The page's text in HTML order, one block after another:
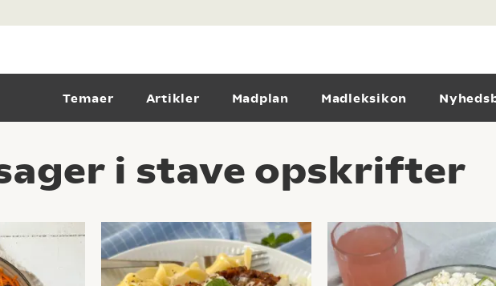
Temaer Artikler Madplan Madleksikon
i stave opskrifter